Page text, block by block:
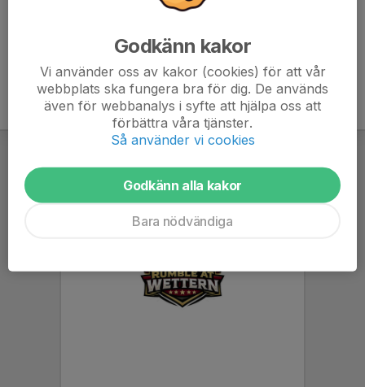
Godkänn kakor
Vi använder oss av kakor (cookies) för att vår
webbplats ska fungera bra för dig. De används
även för webbanalys i syfte att hjälpa oss att
förbättra våra tjänster.
Så använder vi cookies
Godkänn alla kakor
Bara nödvändiga